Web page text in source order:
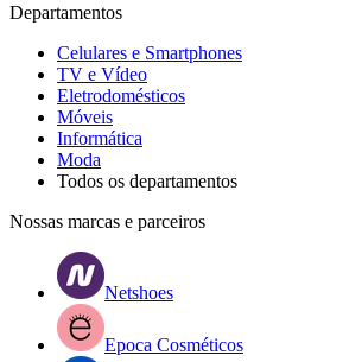
Departamentos
Celulares e Smartphones
TV e Vídeo
Eletrodomésticos
Móveis
Informática
Moda
Todos os departamentos
Nossas marcas e parceiros
Netshoes
Epoca Cosméticos